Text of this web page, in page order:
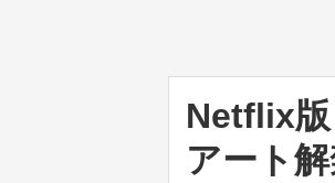
Netflix版
アート